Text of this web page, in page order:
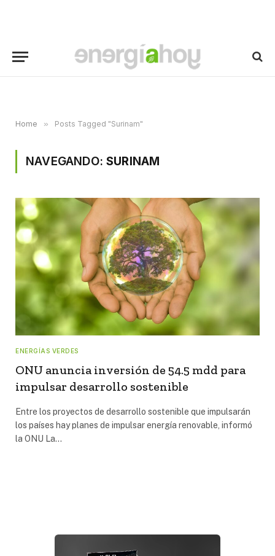
Home » Posts Tagged "Surinam"
NAVEGANDO:SURINAM
ENERGÍAS VERDES
ONU anuncia inversión de 54.5 mdd para
impulsar desarrollo sostenible
Entre los proyectos de desarrollo sostenible que impulsarán
los países hay planes de impulsar energía renovable, informó
la ONU La…